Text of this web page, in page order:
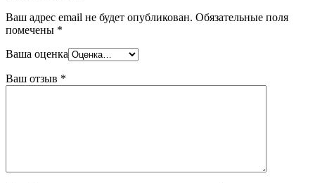
Ваш адрес email не будет опубликован. Обязательные поля
помечены *
Ваша оценка
Ваш отзыв *